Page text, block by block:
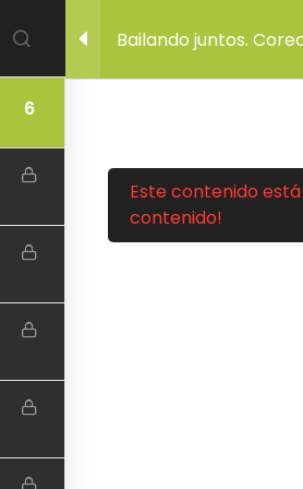
Bailando juntos.
6
Este contenido
contenido!
COMUNIDAD
Miembros
Foros